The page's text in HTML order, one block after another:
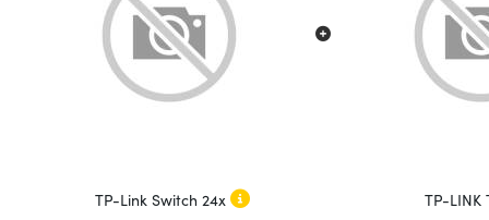
TP-Link Switch 24x TP-